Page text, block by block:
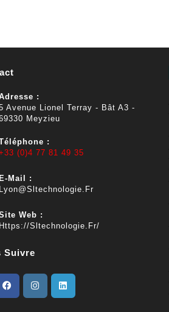
:
Avenue Lionel Terray - Bât A3 -
Meyzieu
:
(0)4 77 81 49 35
E-Mail :
Lyon@sltechnologie.fr
Web :
Https://sltechnologie.fr/
Suivre